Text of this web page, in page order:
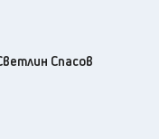
Спасов